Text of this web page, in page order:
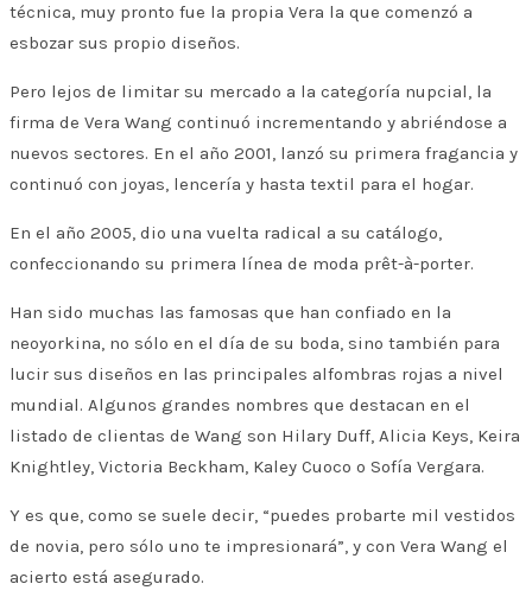
técnica, muy pronto fue la propia Vera la que comenzó a
esbozar sus propio diseños.
Pero lejos de limitar su mercado a la categoría nupcial, la
firma de Vera Wang continuó incrementando y abriéndose a
nuevos sectores. En el año 2001, lanzó su primera fragancia y
continuó con joyas, lencería y hasta textil para el hogar.
En el año 2005, dio una vuelta radical a su catálogo,
confeccionando su primera línea de moda prêt-à-porter.
Han sido muchas las famosas que han confiado en la
neoyorkina, no sólo en el día de su boda, sino también para
lucir sus diseños en las principales alfombras rojas a nivel
mundial. Algunos grandes nombres que destacan en el
listado de clientas de Wang son Hilary Duff, Alicia Keys, Keira
Knightley, Victoria Beckham, Kaley Cuoco o Sofía Vergara.
Y es que, como se suele decir, “puedes probarte mil vestidos
de novia, pero sólo uno te impresionará”, y con Vera Wang el
acierto está asegurado.